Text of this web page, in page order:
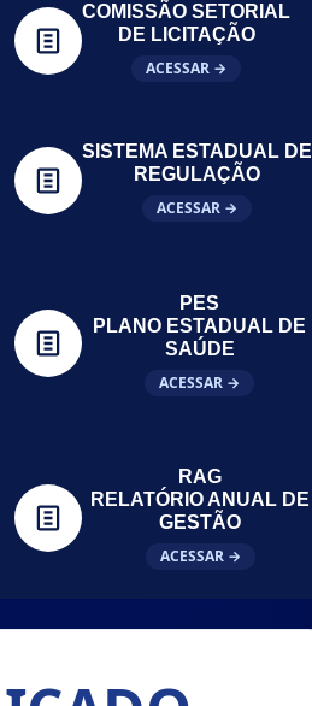
COMISSÃO SETORIAL
DE LICITAÇÃO
ACESSAR →
SISTEMA ESTADUAL DE
REGULAÇÃO
ACESSAR →
PES
PLANO ESTADUAL DE
SAÚDE
ACESSAR →
RAG
RELATÓRIO ANUAL DE
GESTÃO
ACESSAR →